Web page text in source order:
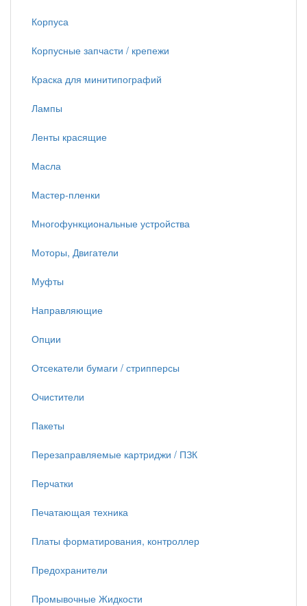
Корпуса
Корпусные запчасти / крепежи
Краска для минитипографий
Лампы
Ленты красящие
Масла
Мастер-пленки
Многофункциональные устройства
Моторы, Двигатели
Муфты
Направляющие
Опции
Отсекатели бумаги / стрипперсы
Очистители
Пакеты
Перезаправляемые картриджи / ПЗК
Перчатки
Печатающая техника
Платы форматирования, контроллер
Предохранители
Промывочные Жидкости